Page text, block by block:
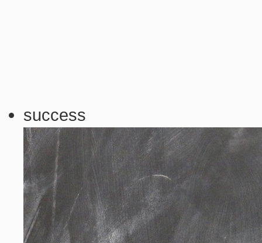
success